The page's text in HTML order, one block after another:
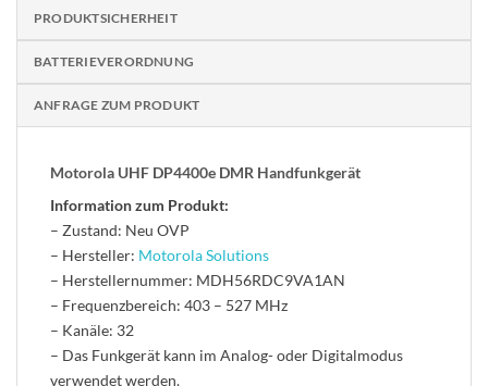
PRODUKTSICHERHEIT
BATTERIEVERORDNUNG
ANFRAGE ZUM PRODUKT
Motorola UHF DP4400e DMR Handfunkgerät
Information zum Produkt:
– Zustand: Neu OVP
– Hersteller: Motorola Solutions
– Herstellernummer: MDH56RDC9VA1AN
– Frequenzbereich: 403 – 527 MHz
– Kanäle: 32
– Das Funkgerät kann im Analog- oder Digitalmodus
verwendet werden.